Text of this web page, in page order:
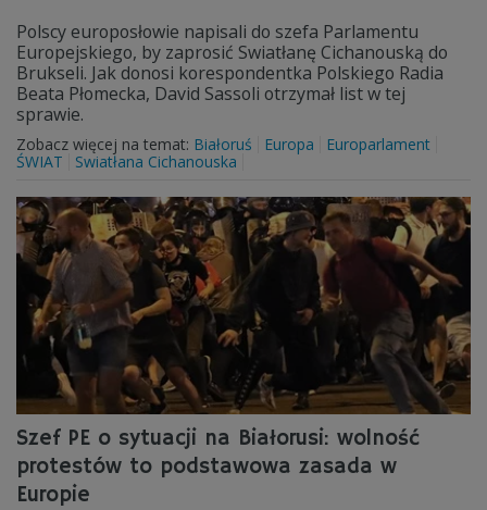
Polscy europosłowie napisali do szefa Parlamentu
Europejskiego, by zaprosić Swiatłanę Cichanouską do
Brukseli. Jak donosi korespondentka Polskiego Radia
Beata Płomecka, David Sassoli otrzymał list w tej
sprawie.
Zobacz więcej na temat: Białoruś Europa
Europarlament
ŚWIAT
Swiatłana Cichanouska
Szef PE o sytuacji na Białorusi: wolność
protestów to podstawowa zasada w
Europie